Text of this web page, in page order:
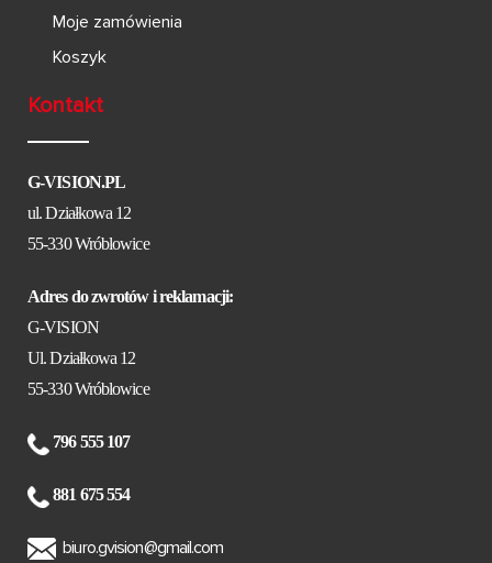
Moje zamówienia
Koszyk
Kontakt
G-VISION.PL
ul. Działkowa 12
55-330 Wróblowice
Adres do zwrotów i reklamacji:
G-VISION
Ul. Działkowa 12
55-330 Wróblowice
796 555 107
881 675 554
biuro.gvision@gmail.com